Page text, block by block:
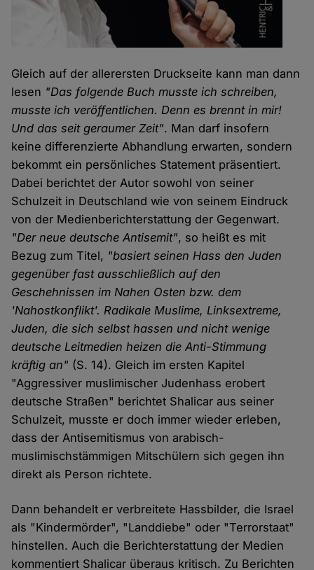
Gleich auf der allerersten Druckseite kann man dann
lesen "Das folgende Buch musste ich schreiben,
musste ich veröffentlichen. Denn es brennt in mir!
Und das seit geraumer Zeit". Man darf insofern
keine differenzierte Abhandlung erwarten, sondern
bekommt ein persönliches Statement präsentiert.
Dabei berichtet der Autor sowohl von seiner
Schulzeit in Deutschland wie von seinem Eindruck
von der Medienberichterstattung der Gegenwart.
"Der neue deutsche Antisemit", so heißt es mit
Bezug zum Titel, "basiert seinen Hass den Juden
gegenüber fast ausschließlich auf den
Geschehnissen im Nahen Osten bzw. dem
'Nahostkonflikt'. Radikale Muslime, Linksextreme,
Juden, die sich selbst hassen und nicht wenige
deutsche Leitmedien heizen die Anti-Stimmung
kräftig an" (S. 14). Gleich im ersten Kapitel
"Aggressiver muslimischer Judenhass erobert
deutsche Straßen" berichtet Shalicar aus seiner
Schulzeit, musste er doch immer wieder erleben,
dass der Antisemitismus von arabisch-
muslimischstämmigen Mitschülern sich gegen ihn
direkt als Person richtete.
Dann behandelt er verbreitete Hassbilder, die Israel
als "Kindermörder", "Landdiebe" oder "Terrorstaat"
hinstellen. Auch die Berichterstattung der Medien
kommentiert Shalicar überaus kritisch. Zu Berichten